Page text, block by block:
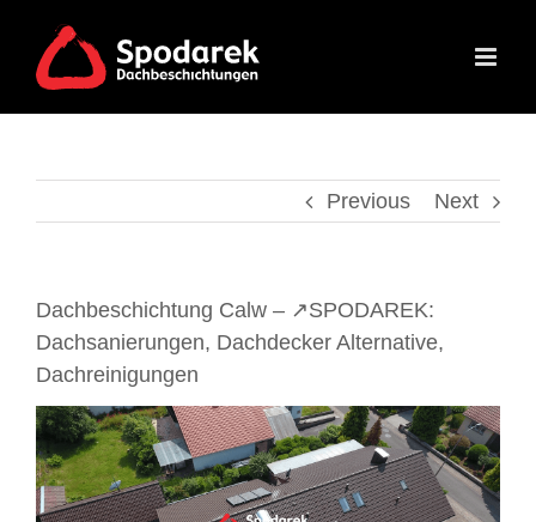
content
Previous Next
Dachbeschichtung Calw – ↗️SPODAREK:
Dachsanierungen, Dachdecker Alternative,
Dachreinigungen